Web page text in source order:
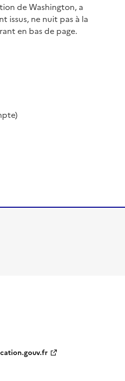
de Washington, a
issus, ne nuit pas à la
en bas de page.